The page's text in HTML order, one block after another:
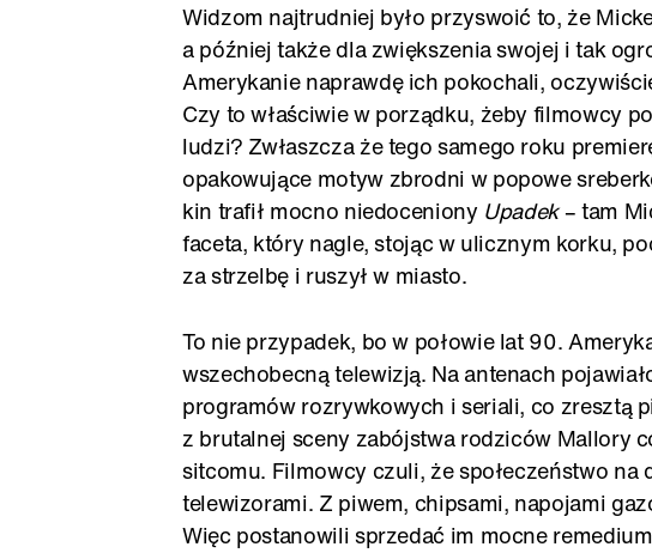
Widzom najtrudniej było przyswoić to, że
a później także dla zwiększenia swojej i tak
Amerykanie naprawdę ich pokochali,
Czy to właściwie w porządku, żeby filmowcy
ludzi? Zwłaszcza że tego samego roku
opakowujące motyw zbrodni w popowe
kin trafił mocno niedoceniony Upadek– tam
faceta, który nagle, stojąc w ulicznym korku,
za strzelbę i ruszył w miasto.
To nie przypadek, bo w połowie lat 90.
wszechobecną telewizją. Na antenach
programów rozrywkowych i seriali, co zresztą
z brutalnej sceny zabójstwa rodziców Mallory
sitcomu. Filmowcy czuli, że społeczeństwo na
telewizorami. Z piwem, chipsami, napojami
Więc postanowili sprzedać im mocne